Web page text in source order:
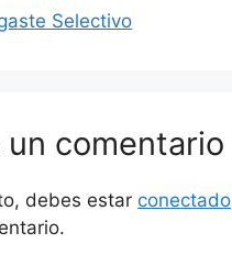
Selectivo
un comentario
debes estar conectado